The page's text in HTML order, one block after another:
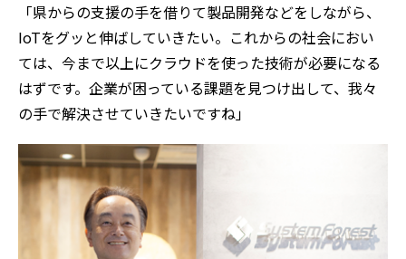
「県からの支援の手を借りて製品開発などをしながら、
IoTをグッと伸ばしていきたい。これからの社会におい
ては、今まで以上にクラウドを使った技術が必要になる
はずです。企業が困っている課題を見つけ出して、我々
の手で解決させていきたいですね」